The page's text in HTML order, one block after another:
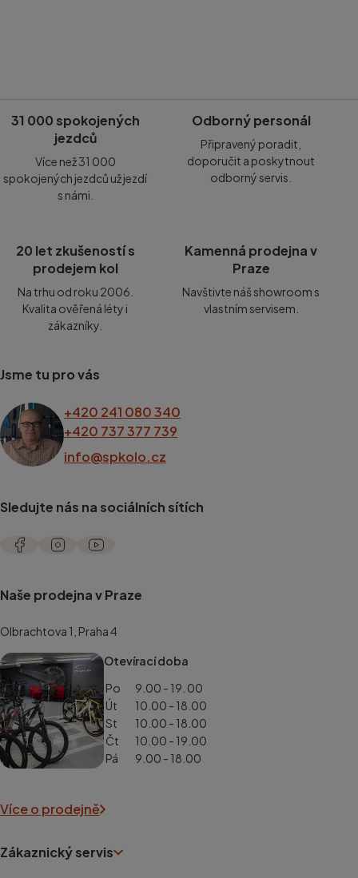
31 000 spokojených
jezdců
Více než 31 000
spokojených jezdců už jezdí
s námi.
Odborný personál
Připravený poradit,
doporučit a poskytnout
odborný servis.
20 let zkušeností s
prodejem kol
Na trhu od roku 2006.
Kvalita ověřená léty i
zákazníky.
Kamenná prodejna v
Praze
Navštivte náš showroom s
vlastním servisem.
Jsme tu pro vás
+420 241 080 340
+420 737 377 739
info@spkolo.cz
Sledujte nás na sociálních sítích
Naše prodejna v Praze
Olbrachtova 1, Praha 4
Otevírací doba
Po
9.00 - 19. 00
Út
10.00 - 18.00
St
10.00 - 18.00
Čt
10.00 - 19.00
Pá
9.00 - 18.00
Více o prodejně
Zákaznický servis